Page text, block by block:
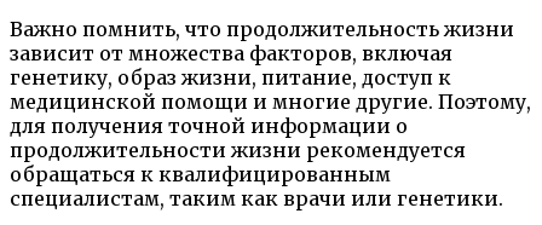
Важно помнить, что продолжительность жизни
зависит от множества факторов, включая
генетику, образ жизни, питание, доступ к
медицинской помощи и многие другие. Поэтому,
для получения точной информации о
продолжительности жизни рекомендуется
обращаться к квалифицированным
специалистам, таким как врачи или генетики.